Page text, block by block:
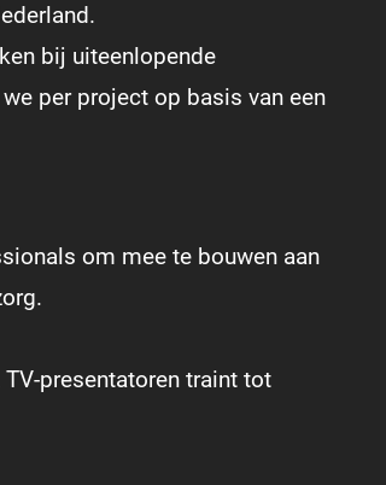
bij uiteenlopende
per project op basis van een
om mee te bouwen aan
presentatoren traint tot